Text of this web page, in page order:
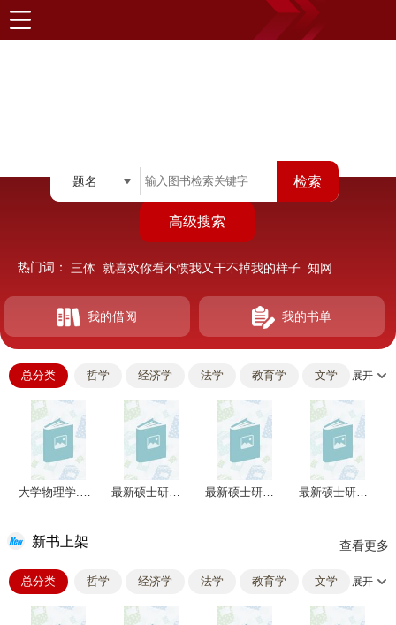
题名
高级搜索
热门词： 三体 就喜欢你看不惯我又干不掉我的样子 知网
数学分析原理
我的借阅 我的书单
热门阅读 查看更多
总分类 哲学 经济学 法学 教育学 文学
历史学 工学 医学 军事学
管理学
展开
大学物理学.第4册 最新硕士研究生入学英语考试强化练习册 最新硕士研究生入学英语考试强化练习册 最新硕士研究生入学英语考试强化练习册
大学英语四级自测试题集
新书上架 查看更多
总分类 哲学 经济学 法学 教育学 文学
历史学 工学 医学 军事学
展开